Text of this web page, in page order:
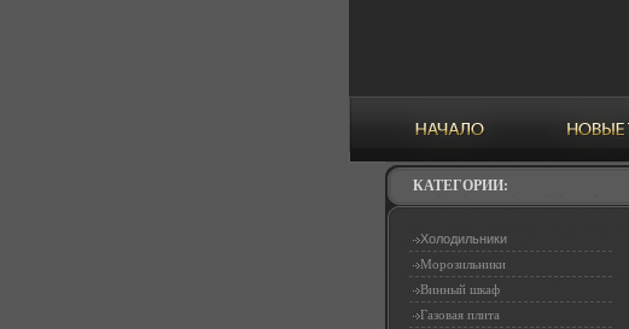
КАТЕГОРИИ:
Холодильники
Морозильники
Винный шкаф
Газовая плита